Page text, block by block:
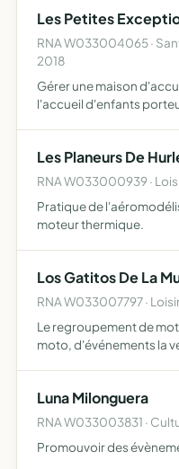
Les Petites
RNA W033004065 ·
2018
Gérer une maison
l'accueil d'enfants
part…
Les Planeurs De
RNA W033000939 ·
Pratique de
moteur thermique.
Los Gatitos De La
RNA W033007797 ·
Le regroupement de
moto, d'événements la
Luna Milonguera
RNA W033003831 ·
Promouvoir des